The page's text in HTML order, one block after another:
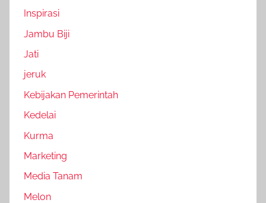
Inspirasi
Jambu Biji
Jati
jeruk
Kebijakan Pemerintah
Kedelai
Kurma
Marketing
Media Tanam
Melon